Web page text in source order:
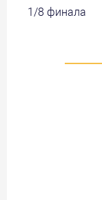
1/8 финала